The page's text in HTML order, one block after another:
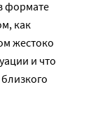
формате
как
жестоко
и что